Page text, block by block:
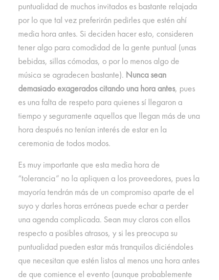
puntualidad de muchos invitados es bastante relajada
por lo que tal vez preferirán pedirles que estén ahí
media hora antes. Si deciden hacer esto, consideren
tener algo para comodidad de la gente puntual (unas
bebidas, sillas cómodas, o por lo menos algo de
música se agradecen bastante). Nunca sean
demasiado exagerados citando una hora antes, pues
es una falta de respeto para quienes sí llegaron a
tiempo y seguramente aquellos que llegan más de una
hora después no tenían interés de estar en la
ceremonia de todos modos.
Es muy importante que esta media hora de
“tolerancia” no la apliquen a los proveedores, pues la
mayoría tendrán más de un compromiso aparte de el
suyo y darles horas erróneas puede echar a perder
una agenda complicada. Sean muy claros con ellos
respecto a posibles atrasos, y si les preocupa su
puntualidad pueden estar más tranquilos diciéndoles
que necesitan que estén listos al menos una hora antes
de que comience el evento (aunque probablemente